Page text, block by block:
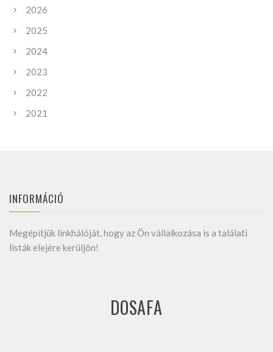
2026
2025
2024
2023
2022
2021
INFORMÁCIÓ
Megépítjük linkhálóját, hogy az Ön vállalkozása is a találati
listák elejére kerüljön!
DOSAFA